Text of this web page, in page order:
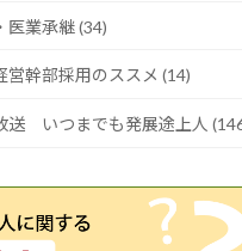
医業承継 (34)
営幹部採用のススメ (14)
送 いつまでも発展途上人